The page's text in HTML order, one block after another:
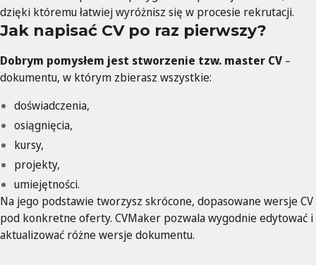
dzięki któremu łatwiej wyróżnisz się w procesie rekrutacji.
Jak napisać CV po raz pierwszy?
Dobrym pomysłem jest stworzenie tzw. master CV –
dokumentu, w którym zbierasz wszystkie:
doświadczenia,
osiągnięcia,
kursy,
projekty,
umiejętności.
Na jego podstawie tworzysz skrócone, dopasowane wersje CV
pod konkretne oferty. CVMaker pozwala wygodnie edytować i
aktualizować różne wersje dokumentu.